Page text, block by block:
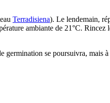
Terradisiena). Le lendemain,
ambiante de 21°C. Rincez
germination se poursuivra, mais